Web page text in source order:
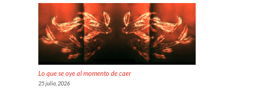
Lo que se oye al momento de caer
25 julio, 2026